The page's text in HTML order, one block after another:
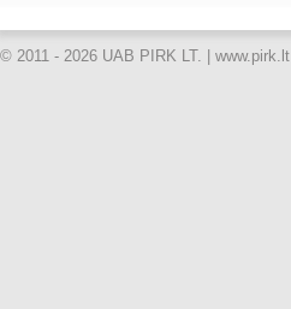
© 2011 - 2026 UAB PIRK LT. | www.pirk.lt |